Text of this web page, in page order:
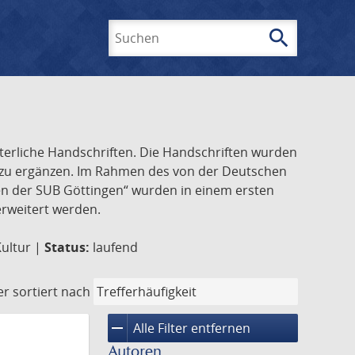
search
Handschriften. Die Handschriften wurden
ergänzen. Im Rahmen des von der Deutschen
SUB Göttingen“ wurden in einem ersten
werden.
| Status: laufend
sortiert nach
remove Alle Filter entfernen